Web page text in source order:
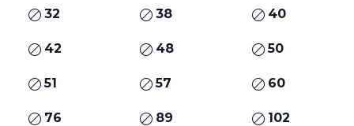
32 38 40
42 48 50
51 57 60
76 89 102